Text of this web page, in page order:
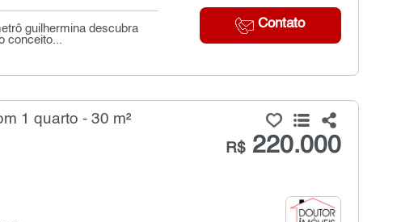
Contato
guilhermina descubra
conceito...
1 quarto - 30 m²
R$220.000